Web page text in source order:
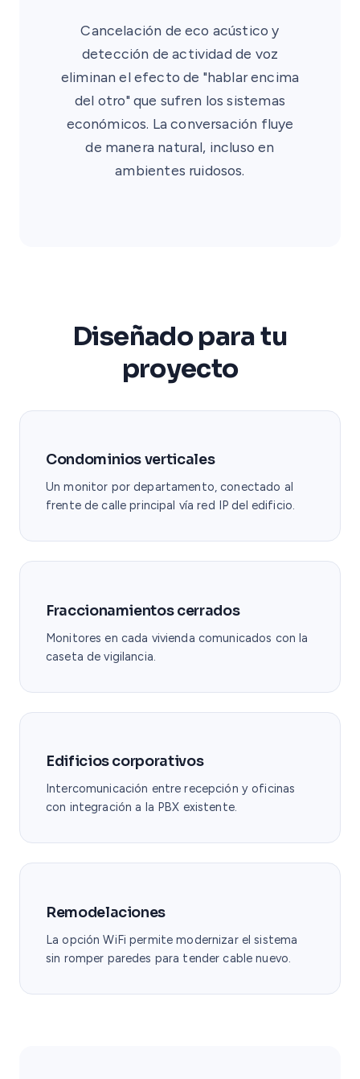
Cancelación de eco acústico y
detección de actividad de voz
eliminan el efecto de "hablar encima
del otro" que sufren los sistemas
económicos. La conversación fluye
de manera natural, incluso en
ambientes ruidosos.
Diseñado para tu
proyecto
Condominios verticales
Un monitor por departamento, conectado al
frente de calle principal vía red IP del edificio.
Fraccionamientos cerrados
Monitores en cada vivienda comunicados con la
caseta de vigilancia.
Edificios corporativos
Intercomunicación entre recepción y oficinas
con integración a la PBX existente.
Remodelaciones
La opción WiFi permite modernizar el sistema
sin romper paredes para tender cable nuevo.